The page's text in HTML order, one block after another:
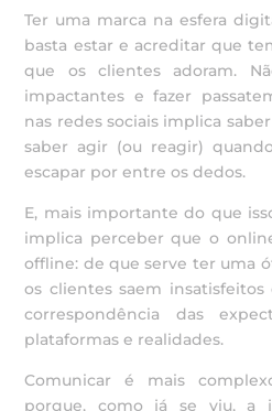
Ter uma marca na esfera
basta estar e acreditar que
que os clientes adoram.
impactantes e fazer
nas redes sociais implica
saber agir (ou reagir)
escapar por entre os dedos.
E, mais importante do que
implica perceber que o
offline: de que serve ter uma
os clientes saem insatisfeitos
correspondência das
plataformas e realidades.
Comunicar é mais
porque, como já se viu, a